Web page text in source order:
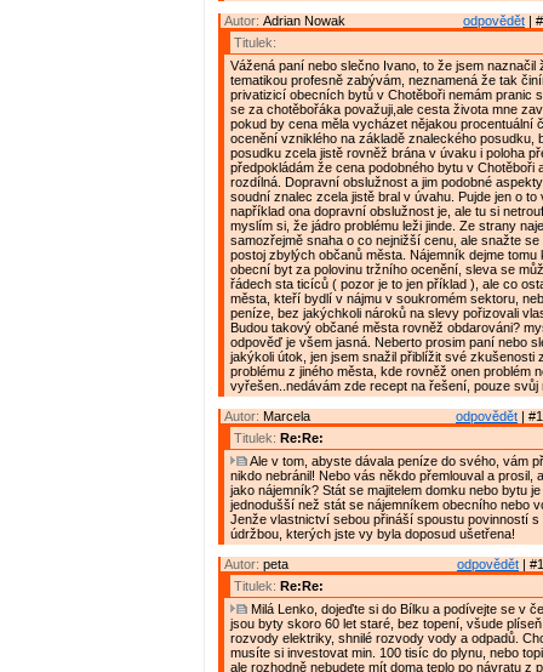
odpovědět |
Autor: Adrian Nowak
Titulek:
Vážená paní nebo slečno Ivano, to že jsem naznačil
tematikou profesně zabývám, neznamená že tak
privatizicí obecních bytů v Chotěboři nemám pranic
se za chotěbořáka považuji,ale cesta života mne
pokud by cena měla vycházet nějakou procentuální
ocenění vzniklého na základě znaleckého posudku,
posudku zcela jistě rovněž brána v úvaku i poloha
předpokládám že cena podobného bytu v Chotěboři
rozdílná. Dopravní obslužnost a jim podobné
soudní znalec zcela jistě bral v úvahu. Pujde jen o to
například ona dopravní obslužnost je, ale tu si
myslím si, že jádro problému leži jinde. Ze strany
samozřejmě snaha o co nejnižší cenu, ale snažte se
postoj zbylých občanů města. Nájemník dejme tomu
obecní byt za polovinu tržního ocenění, sleva se
řádech sta ticíců ( pozor je to jen příklad ), ale co
města, kteří bydlí v nájmu v soukromém sektoru,
peníze, bez jakýchkoli nároků na slevy pořizovali
Budou takový občané města rovněž obdarováni?
odpověď je všem jasná. Neberto prosim paní nebo
jakýkoli útok, jen jsem snažil přiblížit své zkušenosti
problému z jiného města, kde rovněž onen problém
vyřešen..nedávám zde recept na řešení, pouze svůj
odpovědět |
Autor: Marcela
Titulek: Re:Re:
Ale v tom, abyste dávala peníze do svého, vám
nikdo nebránil! Nebo vás někdo přemlouval a prosil,
jako nájemník? Stát se majitelem domku nebo bytu
jednodušší než stát se nájemníkem obecního nebo
Jenže vlastnictví sebou přináší spoustu povinností s
údržbou, kterých jste vy byla doposud ušetřena!
odpovědět |
Autor: peta
Titulek: Re:Re:
Milá Lenko, dojeďte si do Bílku a podívejte se v
jsou byty skoro 60 let staré, bez topení, všude
rozvody elektriky, shnilé rozvody vody a odpadů.
musíte si investovat min. 100 tisíc do plynu, nebo
ale rozhodně nebudete mít doma teplo po návratu z